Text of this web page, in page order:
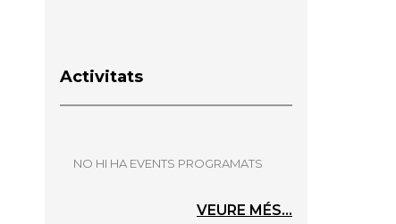
Activitats
NO HI HA EVENTS PROGRAMATS
VEURE MÉS...